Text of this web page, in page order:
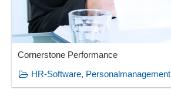
Cornerstone Performance
HR-Software, Personalmanagement